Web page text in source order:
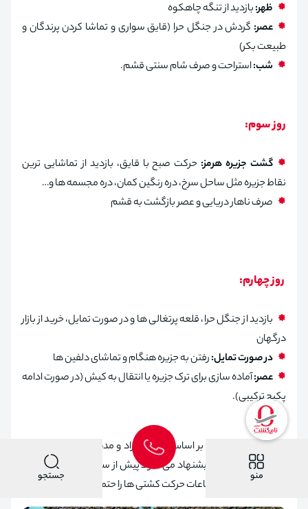
ظهر:بازدید از تنگه چاهکوه
عصر: گردش در جنگل حرا (قایق سواری و تماشا کردن پرندگان و
طبیعت بکر)
شب:استراحت و صرف شام سنتی قشم.
روز سوم:
گشت جزیره هرمز: حرکت صبح با قایق، بازدید از تماشایی ترین
نقاط جزیره مثل ساحل سرخ، دره رنگین کمان، دره مجسمه ها و…
صرف ناهار دریایی و عصر بازگشت به قشم
روز چهارم:
بازدید از جنگل حرا، قلعه پرتغالی ها و در صورت تمایل، خرید از بازار
درگهان
در صورت تمایل:رفتن به جزیره هنگام و تماشای دلفین ها
عصر:آماده سازی برای ترک جزیره یا انتقال به کیش (در صورت ادامه
پکیج ترکیبی).
این برنامه، می تواند بر اساس علاقه افراد و مدت اقامت، کوتاه تر یا
بلندتر تنظیم شود. پیشنهاد می شود پیش از سفر، با توجه به فصل،
وضعیت جزر و مد و ساعات حرکت کشتی ها را حتما بررسی کنید.
منو جستجو